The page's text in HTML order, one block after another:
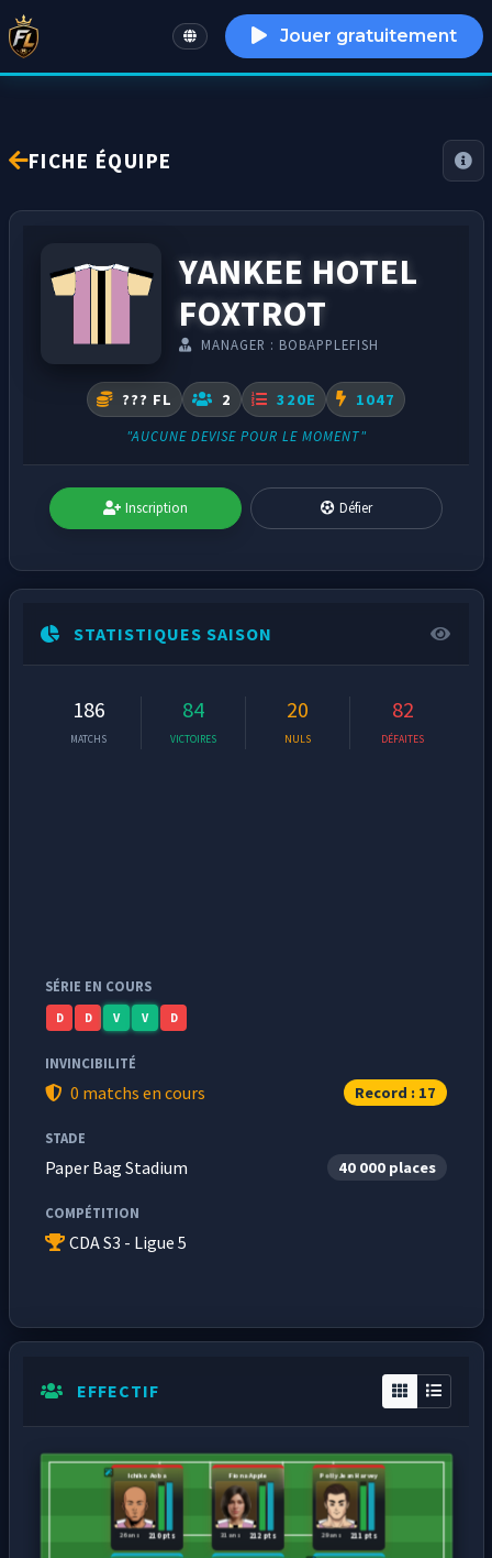
English Jouer gratuitement
FICHE ÉQUIPE
YANKEE HOTEL
FOXTROT
MANAGER : BOBAPPLEFISH
??? FL 2 320E 1047
"AUCUNE DEVISE POUR LE MOMENT"
Inscription Défier
STATISTIQUES SAISON
186
MATCHS
84
VICTOIRES
20
NULS
82
DÉFAITES
SÉRIE EN COURS
D D V V D
INVINCIBILITÉ
0 matchs en cours Record : 17
STADE
Paper Bag Stadium 40 000 places
COMPÉTITION
CDA S3 - Ligue 5
EFFECTIF
Ichiko Aoba
210 pts
26 ans
Fiona Apple
212 pts
31 ans
Polly Jean Harvey
211 pts
29 ans